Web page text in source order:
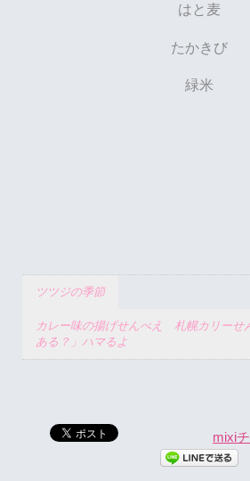
はと麦
たかきび
緑米
ツツジの季節
カレー味の揚げせんべえ 札幌カリーせ
ある？」ハマるよ
mixi